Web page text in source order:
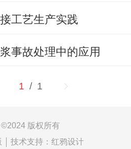
工艺生产实践
事故处理中的应用
1 / 1
©2024 版权所有
技术支持： 红鸦设计